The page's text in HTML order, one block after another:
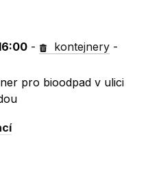
- kontejnery -
pro bioodpad v ulici